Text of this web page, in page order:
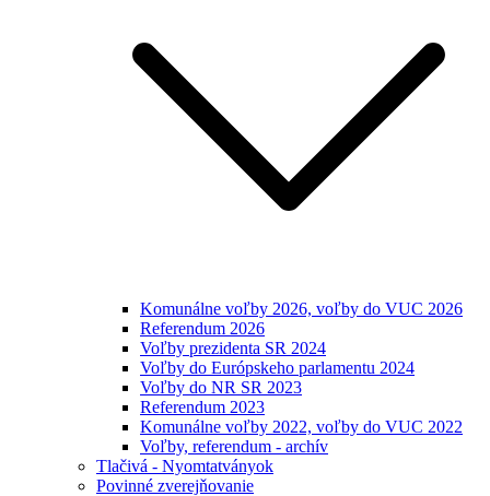
Komunálne voľby 2026, voľby do VUC 2026
Referendum 2026
Voľby prezidenta SR 2024
Voľby do Európskeho parlamentu 2024
Voľby do NR SR 2023
Referendum 2023
Komunálne voľby 2022, voľby do VUC 2022
Voľby, referendum - archív
Tlačivá - Nyomtatványok
Povinné zverejňovanie